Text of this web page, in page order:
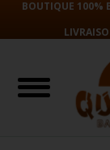
BOUTIQUE 100%